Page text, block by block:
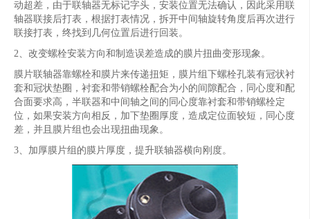
动超差，由于联轴器无标记字头，安装位置无法确认，因此采用联
轴器联接后打表，根据打表情况，拆开中间轴旋转角度后再次进行
联接打表，终找到几何位置后进行回装。
2、改变螺栓安装方向和制造误差造成的膜片扭曲变形现象。
膜片联轴器靠螺栓和膜片来传递扭矩，膜片组下螺栓孔装有冠状衬
套和冠状垫圈，衬套和带销螺栓配合为小的间隙配合，同心度和配
合面要求高，半联器和中间轴之间的同心度靠衬套和带销螺栓定
位，如果安装方向相反，加下垫圈厚度，造成定位面较短，同心度
差，并且膜片组也会出现扭曲现象。
3、加厚膜片组的膜片厚度，提升联轴器横向刚度。